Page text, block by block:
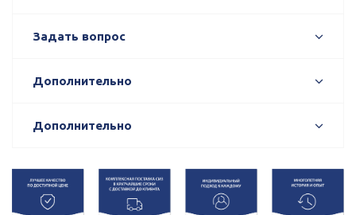
Задать вопрос
Дополнительно
Дополнительно